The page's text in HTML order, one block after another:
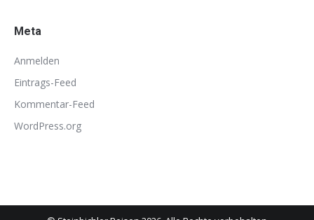
Meta
Anmelden
Eintrags-Feed
Kommentar-Feed
WordPress.org